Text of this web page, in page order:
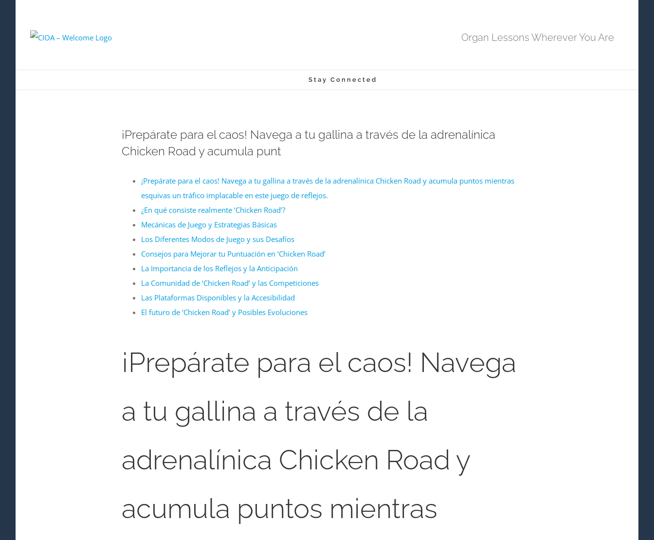
Organ Lessons Wherever You Are
Stay Connected
¡Prepárate para el caos! Navega a tu gallina a través de la adrenalínica
Chicken Road y acumula punt
¡Prepárate para el caos! Navega a tu gallina a través de la adrenalínica Chicken Road y acumula puntos mientras
esquivas un tráfico implacable en este juego de reflejos.
¿En qué consiste realmente ‘Chicken Road’?
Mecánicas de Juego y Estrategias Básicas
Los Diferentes Modos de Juego y sus Desafíos
Consejos para Mejorar tu Puntuación en ‘Chicken Road’
La Importancia de los Reflejos y la Anticipación
La Comunidad de ‘Chicken Road’ y las Competiciones
Las Plataformas Disponibles y la Accesibilidad
El futuro de ‘Chicken Road’ y Posibles Evoluciones
¡Prepárate para el caos! Navega
a tu gallina a través de la
adrenalínica Chicken Road y
acumula puntos mientras